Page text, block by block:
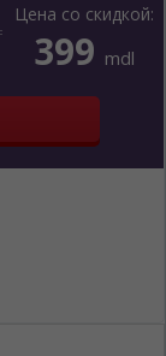
Цена со скидкой:
399 mdl